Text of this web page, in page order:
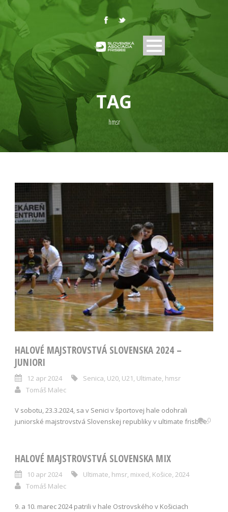
TAG
hmsr
HALOVÉ MAJSTROVSTVÁ SLOVENSKA 2024 –
JUNIORI
12 apr 2024 Senica, U20, U21, Ultimate, hmsr
Tomáš Malec
V sobotu, 23.3.2024, sa v Senici v športovej hale odohrali
juniorské majstrovstvá Slovenskej republiky v ultimate frisbee.0
HALOVÉ MAJSTROVSTVÁ SLOVENSKA MIX
10 apr 2024 Ultimate, hmsr, mixed, Košice, 2024
Tomáš Malec
9. a 10. marec 2024 patrili v hale Ostrovského v Košiciach